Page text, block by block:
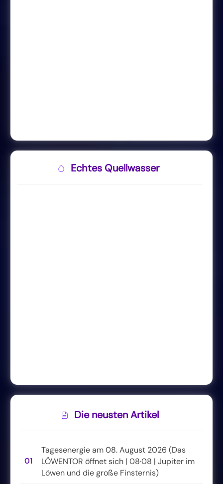
Echtes Quellwasser
Die neusten Artikel
01
Tagesenergie am 08. August 2026 (Das
LÖWENTOR öffnet sich | 08·08 | Jupiter im
Löwen und die große Finsternis)